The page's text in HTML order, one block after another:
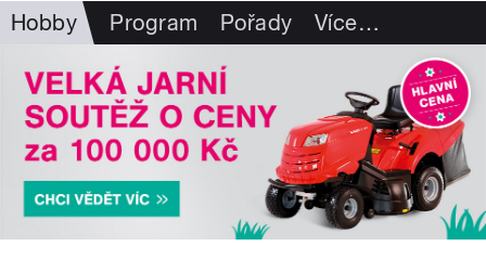
Hobby Program Pořady Více…